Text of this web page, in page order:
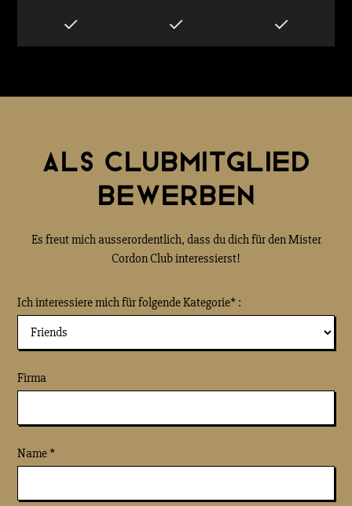
ALS CLUBMITGLIED
BEWERBEN
Es freut mich ausserordentlich, dass du dich für den Mister
Cordon Club interessierst!
Ich interessiere mich für folgende Kategorie* :
Firma
Name *